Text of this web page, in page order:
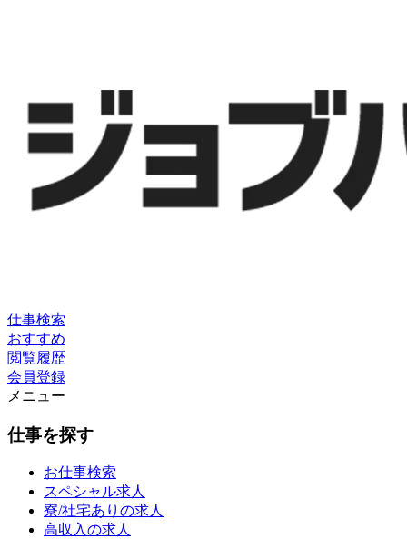
仕事検索
おすすめ
閲覧履歴
会員登録
メニュー
仕事を探す
お仕事検索
スペシャル求人
寮/社宅ありの求人
高収入の求人